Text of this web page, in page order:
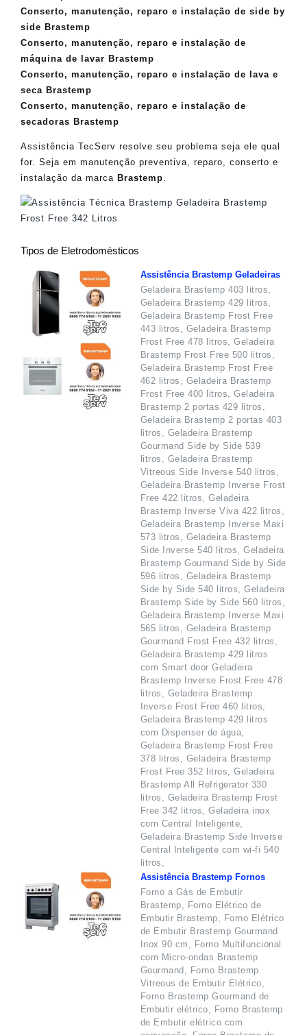
Conserto, manutenção, reparo e instalação de side by
side Brastemp
Conserto, manutenção, reparo e instalação de
máquina de lavar Brastemp
Conserto, manutenção, reparo e instalação de lava e
seca Brastemp
Conserto, manutenção, reparo e instalação de
secadoras Brastemp
Assistência TecServ resolve seu problema seja ele qual
for. Seja em manutenção preventiva, reparo, conserto e
instalação da marca Brastemp
Tipos de Eletrodomésticos
Assistência Brastemp Geladeiras
Geladeira Brastemp 403 litros,
Geladeira Brastemp 429 litros,
Geladeira Brastemp Frost Free
443 litros, Geladeira Brastemp
Frost Free 478 litros, Geladeira
Brastemp Frost Free 500 litros,
Geladeira Brastemp Frost Free
462 litros, Geladeira Brastemp
Frost Free 400 litros, Geladeira
Brastemp 2 portas 429 litros,
Geladeira Brastemp 2 portas 403
litros, Geladeira Brastemp
Gourmand Side by Side 539
litros, Geladeira Brastemp
Vitreous Side Inverse 540 litros,
Geladeira Brastemp Inverse Frost
Free 422 litros, Geladeira
Brastemp Inverse Viva 422 litros,
Geladeira Brastemp Inverse Maxi
573 litros, Geladeira Brastemp
Side Inverse 540 litros, Geladeira
Brastemp Gourmand Side by Side
596 litros, Geladeira Brastemp
Side by Side 540 litros, Geladeira
Brastemp Side by Side 560 litros,
Geladeira Brastemp Inverse Maxi
565 litros, Geladeira Brastemp
Gourmand Frost Free 432 litros,
Geladeira Brastemp 429 litros
com Smart door Geladeira
Brastemp Inverse Frost Free 478
litros, Geladeira Brastemp
Inverse Frost Free 460 litros,
Geladeira Brastemp 429 litros
com Dispenser de água,
Geladeira Brastemp Frost Free
378 litros, Geladeira Brastemp
Frost Free 352 litros, Geladeira
Brastemp All Refrigerator 330
litros, Geladeira Brastemp Frost
Free 342 litros, Geladeira inox
com Central Inteligente,
Geladeira Brastemp Side Inverse
Central Inteligente com wi-fi 540
litros,
Assistência Brastemp Fornos
Forno a Gás de Embutir
Brastemp, Forno Elétrico de
Embutir Brastemp, Forno Elétrico
de Embutir Brastemp Gourmand
Inox 90 cm, Forno Multifuncional
com Micro-ondas Brastemp
Gourmand, Forno Brastemp
Vitreous de Embutir Elétrico,
Forno Brastemp Gourmand de
Embutir elétrico, Forno Brastemp
de Embutir elétrico com